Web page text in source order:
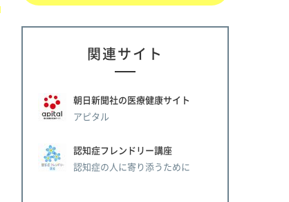
関連サイト
朝日新聞社の医療健康サイト
アピタル
認知症フレンドリー講座
認知症の人に寄り添うために